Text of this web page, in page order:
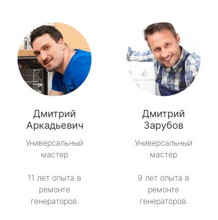
Дмитрий
Аркадьевич
Универсальный
мастер
11 лет опыта в
ремонте
генераторов.
Дмитрий
Зарубов
Универсальный
мастер
9 лет опыта в
ремонте
генераторов.